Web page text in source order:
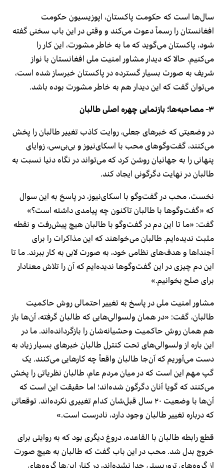
سال‌ها است که حکومت پاکستان، اپوزیسیون حکومت
افغانستان را رسماً دعوت می‌کند و وقتی در این باب سخنی گفته
شود، پاکستان می‌گوید که ما به خاطر مشورت، این کار را
می‌کنیم. حالا که دیدار مشاور امنیت ملی افغانستان با نواز
شریف به صورت بسیار گسترده در پاکستان خبرساز شده است،
می‌توان گفت که این دیدار هم به خاطر مشورت بوده باشد.
۳- مصاحبه‌ها؛ بازنمایی چهره اصلی طالبان
در وضعیتی که خبرهای جعلی، روایت کاذب تغییر طالبان را پخش
می‌کنند، گفت‌وگوهای محب با اسکای‌نیوز و بی‎‌بی‌سی، زوایای
پنهانی را به جهانیان روشن کرد که می‌تواند در نگاه دنیا نسبت به
طالبان در نهایت دگرگونی ایجاد کند.
نخست، محب در گفت‌وگو با اسکای‌نیوز، در پاسخ به این سوال
که «گفت‌وگوها با طالبان تاکنون چه پیامدی داشته است؟»
گفت: «ما تا این دم در گفت‌وگو با طالبان هیچ پیش‌رفت و نقطه
مثبت ندیده‌ایم. طالبان می‌خواهند که این مذاکرات را برای
آجنداها و هدف‌های نظامی خود، به صورت لابی به کار ببرند. ما تا
این دم چیزی در این گفت‌وگوها ندیده‌ایم که آن را تلاش معنادار
برای صلح بخوانیم.»
مشاور امنیت ملی در پاسخ به تغییر احتمالی روش حاکمیت
طالبان، گفت: «در همان ولسوالی‌هایی که طالبان گرفته‌، آن‌ها باز
هم همان روش حاکمیت وحشیانه‌شان را بازگردانده‌اند. ما در
این باره از ولسوالی‌های تحت کنترل طالبان خبرهای بسیار زیاد به
دست می‌آوریم که آن‌جا طالبان واقعاً چه کارهایی می‌کنند. یک
گپ مهم این است که در میان مردم عام، طالبان نظریاتی را پخش
می‌کنند که گویا آنان دگرگون شده‌اند؛ اما حقیقت این است که
آن‌ها با وضعیت ۲۰ سال قبل‌شان کدام تغییری نکرده‌اند. توقعاتی
که درباره تغییر طالبان وجود دارد، نادرست است.»
قطع رابطه طالبان با القاعده، دروغ دیگری بود که به روایتی برای
خروج بدل شد. محب در این باب گفت که طالبان به هیچ صورت